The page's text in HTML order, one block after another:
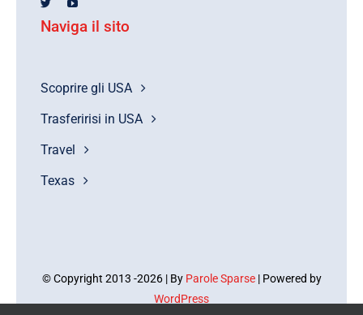
Naviga il sito
Scoprire gli USA
Trasferirisi in USA
Travel
Texas
© Copyright 2013 -2026 | By Parole Sparse| Powered by
WordPress